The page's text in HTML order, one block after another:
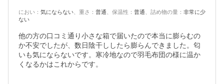
におい ： 気にならない 重さ ： 普通 保温性 ： 普通 詰め物の量 ： 非常に少
ない
他の方の口コミ通り小さな箱で届いたので本当に膨らむの
か不安でしたが、数日陰干ししたら膨らんできました。匂
いも気にならないです。寒冷地なので羽毛布団の様に温か
くなるかはこれからです。